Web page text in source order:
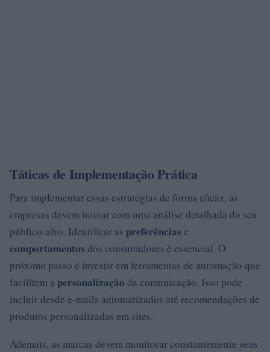
Táticas de Implementação Prática
Para implementar essas estratégias de forma eficaz, as
empresas devem iniciar com uma análise detalhada do seu
público-alvo. Identificar as preferências e
comportamentos dos consumidores é essencial. O
próximo passo é investir em ferramentas de automação que
facilitem a personalização da comunicação. Isso pode
incluir desde e-mails automatizados até recomendações de
produtos personalizadas em sites.
Ademais, as marcas devem monitorar constantemente seus